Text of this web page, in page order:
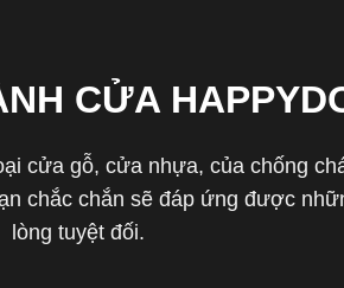
CỬA
cửa gỗ, cửa nhựa, của chống
chắc chắn sẽ đáp ứng được
lòng tuyệt đối.